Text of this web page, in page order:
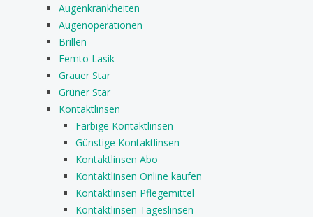
Augenkrankheiten
Augenoperationen
Brillen
Femto Lasik
Grauer Star
Grüner Star
Kontaktlinsen
Farbige Kontaktlinsen
Günstige Kontaktlinsen
Kontaktlinsen Abo
Kontaktlinsen Online kaufen
Kontaktlinsen Pflegemittel
Kontaktlinsen Tageslinsen